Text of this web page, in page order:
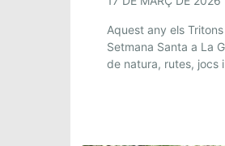
Aquest any els
Setmana Santa a La
de natura, rutes, jocs